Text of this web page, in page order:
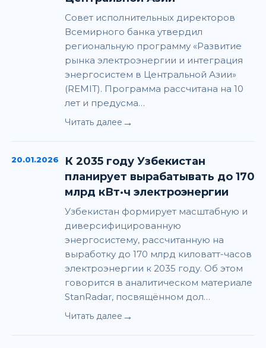
Совет исполнительных директоров
Всемирного банка утвердил
региональную программу «Развитие
рынка электроэнергии и интеграция
энергосистем в Центральной Азии»
(REMIT). Программа рассчитана на 10
лет и предусма…
Читать далее →
20.01.2026
К 2035 году Узбекистан
планирует вырабатывать до 170
млрд кВт·ч электроэнергии
Узбекистан формирует масштабную и
диверсифицированную
энергосистему, рассчитанную на
выработку до 170 млрд киловатт-часов
электроэнергии к 2035 году. Об этом
говорится в аналитическом материале
StanRadar, посвящённом дол…
Читать далее →